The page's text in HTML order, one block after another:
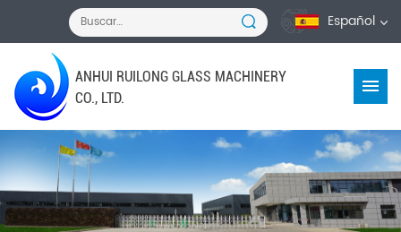
Español
ANHUI RUILONG GLASS MACHINERY
CO., LTD.